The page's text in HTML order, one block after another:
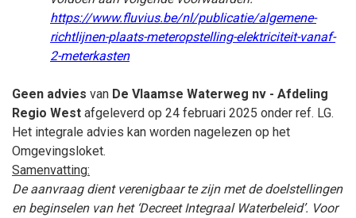
https://www.fluvius.be/nl/publicatie/algemene-
richtlijnen-plaats-meteropstelling-elektriciteit-vanaf-
2-meterkasten
Geen advies van De Vlaamse Waterweg nv - Afdeling
Regio West afgeleverd op 24 februari 2025 onder ref. LG.
Het integrale advies kan worden nagelezen op het
Omgevingsloket.
Samenvatting:
De aanvraag dient verenigbaar te zijn met de doelstellingen
en beginselen van het ‘Decreet Integraal Waterbeleid’. Voor